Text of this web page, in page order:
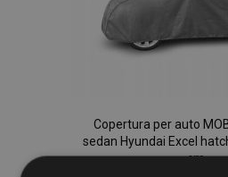
Copertura per auto
sedan Hyundai Excel
cm